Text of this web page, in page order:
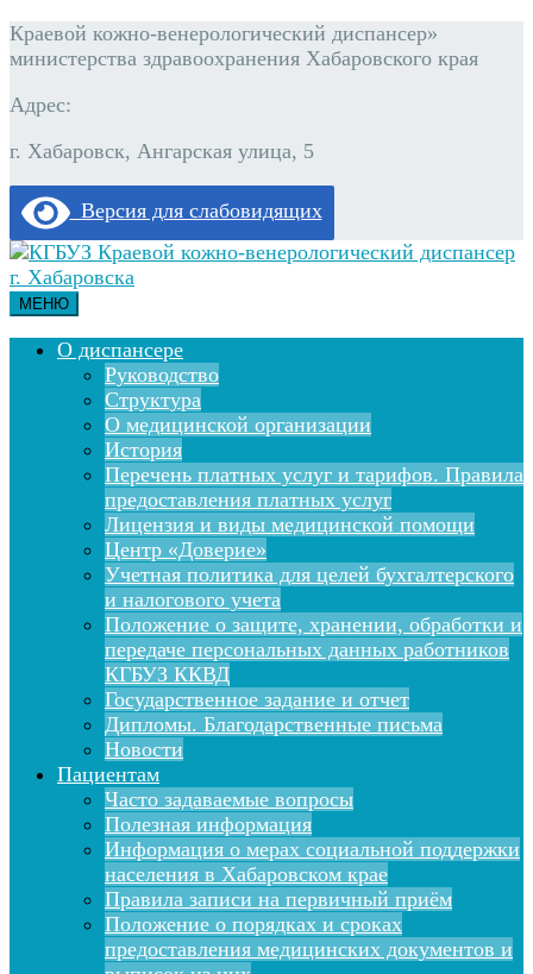
Краевой кожно-венерологический диспансер»
министерства здравоохранения Хабаровского края
Адрес:
г. Хабаровск, Ангарская улица, 5
Версия для слабовидящих
МЕНЮ
О диспансере
Руководство
Структура
О медицинской организации
История
Перечень платных услуг и тарифов. Правила
предоставления платных услуг
Лицензия и виды медицинской помощи
Центр «Доверие»
Учетная политика для целей бухгалтерского
и налогового учета
Положение о защите, хранении, обработки и
передаче персональных данных работников
КГБУЗ ККВД
Государственное задание и отчет
Дипломы. Благодарственные письма
Новости
Пациентам
Часто задаваемые вопросы
Полезная информация
Информация о мерах социальной поддержки
населения в Хабаровском крае
Правила записи на первичный приём
Положение о порядках и сроках
предоставления медицинских документов и